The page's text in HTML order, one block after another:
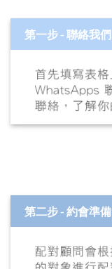
第一步 - 聯絡我們
第二步 - 約會準備